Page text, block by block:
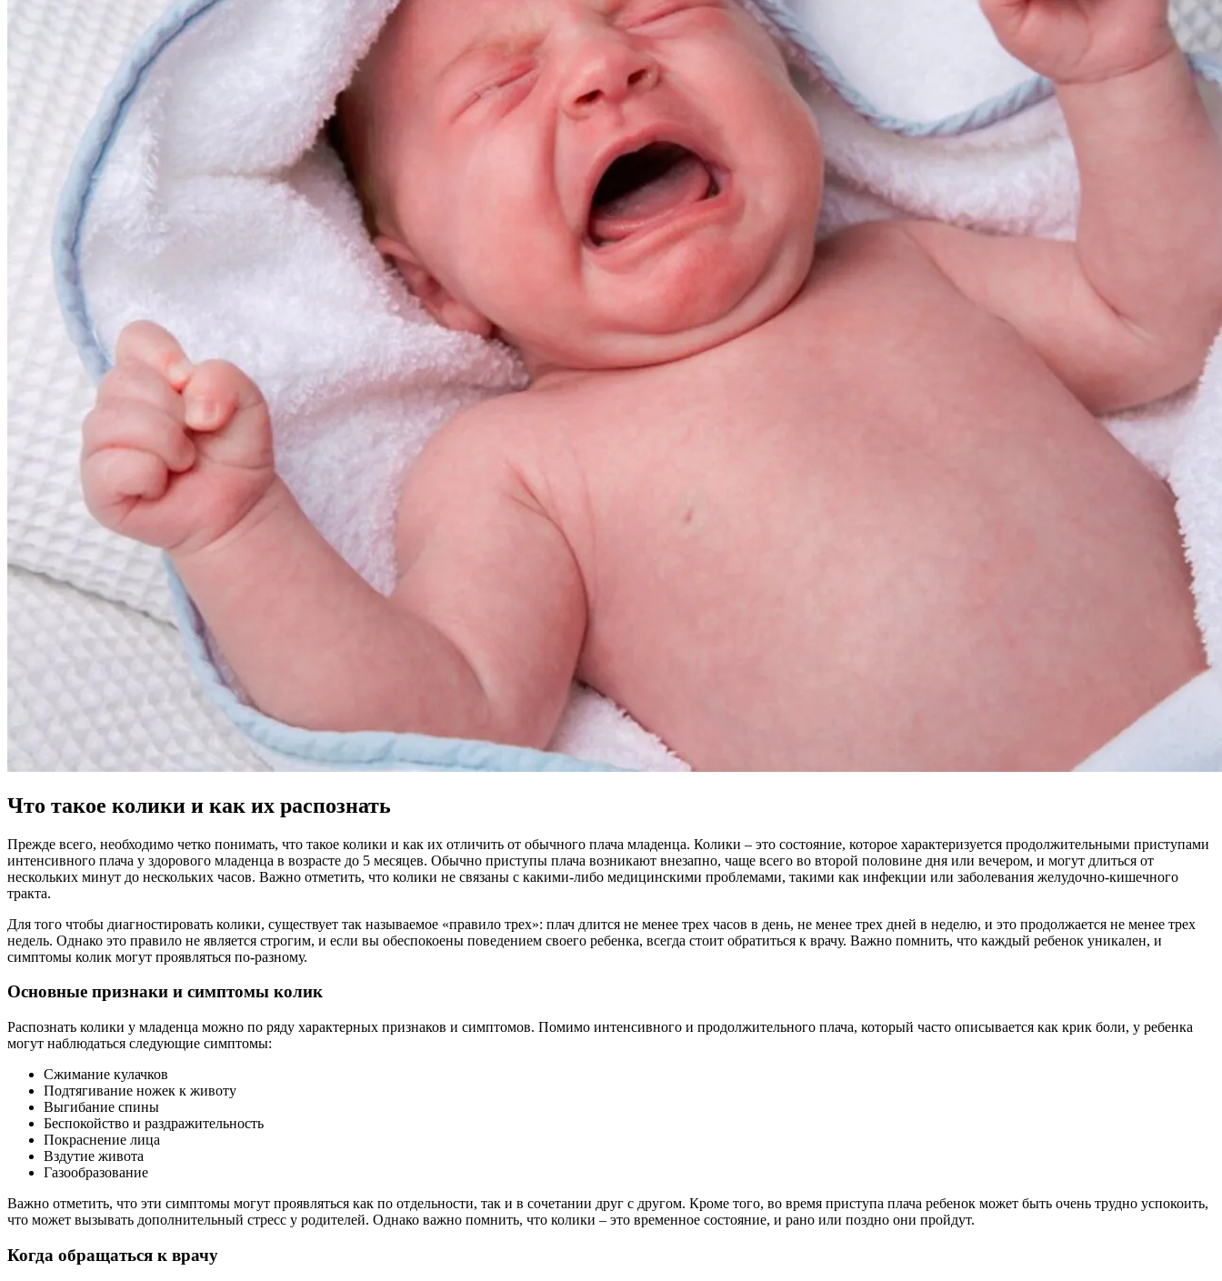
Что такое колики и как их распознать
Прежде всего, необходимо четко понимать, что такое колики и как их отличить от обычного плача младенца. Колики – это состояние, которое характеризуется продолжительными приступами
интенсивного плача у здорового младенца в возрасте до 5 месяцев. Обычно приступы плача возникают внезапно, чаще всего во второй половине дня или вечером, и могут длиться от
нескольких минут до нескольких часов. Важно отметить, что колики не связаны с какими-либо медицинскими проблемами, такими как инфекции или заболевания желудочно-кишечного
тракта.
Для того чтобы диагностировать колики, существует так называемое «правило трех»: плач длится не менее трех часов в день, не менее трех дней в неделю, и это продолжается не менее трех
недель. Однако это правило не является строгим, и если вы обеспокоены поведением своего ребенка, всегда стоит обратиться к врачу. Важно помнить, что каждый ребенок уникален, и
симптомы колик могут проявляться по-разному.
Основные признаки и симптомы колик
Распознать колики у младенца можно по ряду характерных признаков и симптомов. Помимо интенсивного и продолжительного плача, который часто описывается как крик боли, у ребенка
могут наблюдаться следующие симптомы:
Сжимание кулачков
Подтягивание ножек к животу
Выгибание спины
Беспокойство и раздражительность
Покраснение лица
Вздутие живота
Газообразование
Важно отметить, что эти симптомы могут проявляться как по отдельности, так и в сочетании друг с другом. Кроме того, во время приступа плача ребенок может быть очень трудно успокоить,
что может вызывать дополнительный стресс у родителей. Однако важно помнить, что колики – это временное состояние, и рано или поздно они пройдут.
Когда обращаться к врачу